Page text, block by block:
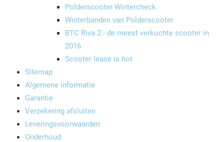
Polderscooter Wintercheck
Winterbanden van Polderscooter
BTC Riva 2 - de meest verkochte scooter in
2016
Scooter lease is hot
Sitemap
Algemene informatie
Garantie
Verzekering afsluiten
Leveringsvoorwaarden
Onderhoud